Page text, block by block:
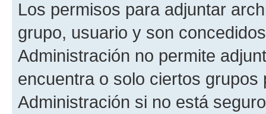
Los permisos para adjuntar
grupo, usuario y son
Administración no permite
encuentra o solo ciertos
Administración si no está